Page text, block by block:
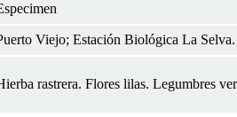
Viejo; Estación Biológica La
rastrera. Flores lilas. Legumbres